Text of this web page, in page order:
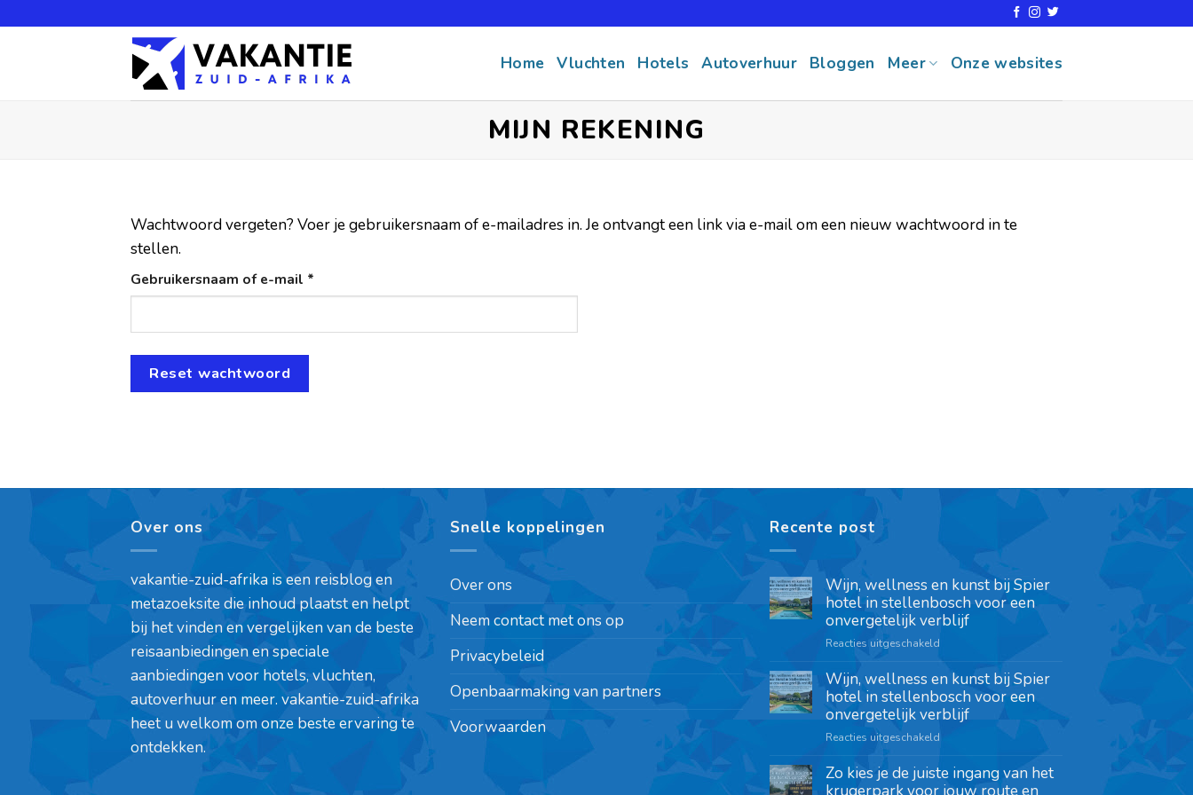
Home Vluchten Hotels Autoverhuur Bloggen Meer Onze websites
MIJN REKENING
Wachtwoord vergeten? Voer je gebruikersnaam of e-mailadres in. Je ontvangt een link via e-mail om een nieuw wachtwoord in te
stellen.
Gebruikersnaam of e-mail *
Reset wachtwoord
Over ons
vakantie-zuid-afrika is een reisblog en
metazoeksite die inhoud plaatst en helpt
bij het vinden en vergelijken van de beste
reisaanbiedingen en speciale
aanbiedingen voor hotels, vluchten,
autoverhuur en meer. vakantie-zuid-afrika
heet u welkom om onze beste ervaring te
ontdekken.
Snelle koppelingen
Over ons
Neem contact met ons op
Privacybeleid
Openbaarmaking van partners
Voorwaarden
Recente post
Wijn, wellness en kunst bij Spier
hotel in stellenbosch voor een
onvergetelijk verblijf
Reacties uitgeschakeld
Wijn, wellness en kunst bij Spier
hotel in stellenbosch voor een
onvergetelijk verblijf
Reacties uitgeschakeld
Zo kies je de juiste ingang van het
krugerpark voor jouw route en